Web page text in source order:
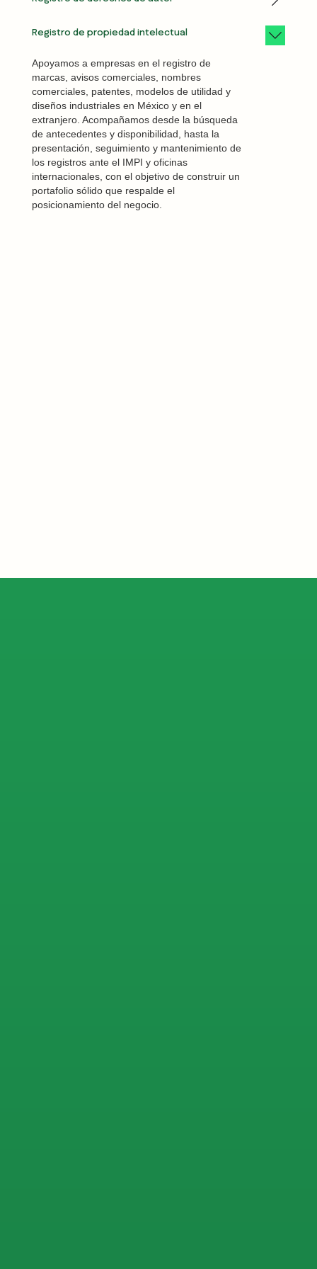
activos críticos, en la definición de prioridades
medidas preventivas, con el objetivo de que
diferenciación y la posición competitiva de la
empresa.
relacionadas con propiedad intelectual:
provisionales y disputas derivadas de licencias
procedimientos contenciosos ante autoridades
administrativas y judiciales, como en arbitrajes
nacionales e internacionales, con el objetivo
de proteger valor, contener afectaciones y dar
certeza en disputas que inciden sobre activos
clave del negocio.
Asesoramos a empresas y creadores en el
registro y protección de obras, software,
datos y otros activos protegibles bajo derechos
de autor. Acompañamos también en la
documentación de cesiones, obras por
encargo y mecanismos de control, con el
objetivo de dar claridad a la titularidad y
ordenar la explotación comercial de los activos
creativos del negocio.
Registro de propiedad intelectual
Apoyamos a empresas en el registro de
marcas, avisos comerciales, nombres
comerciales, patentes, modelos de utilidad y
diseños industriales en México y en el
extranjero. Acompañamos desde la búsqueda
de antecedentes y disponibilidad, hasta la
presentación, seguimiento y mantenimiento de
los registros ante el IMPI y oficinas
internacionales, con el objetivo de construir un
portafolio sólido que respalde el
posicionamiento del negocio.